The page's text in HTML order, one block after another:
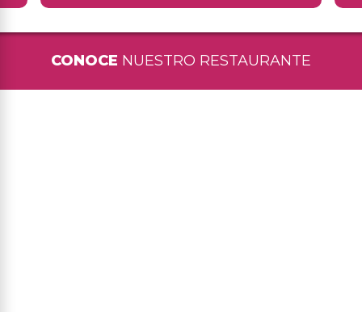
CONOCE NUESTRO RESTAURANTE